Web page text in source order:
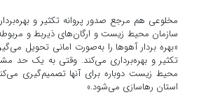
مخلوعی هم مرجع صدور پروانه تکثیر و
سازمان محیط زیست و ارگان‌های ذیربط و
«بهره بردار آهوها را به‌صورت امانی تحویل
تکثیر و بهره‌برداری می‌کند. وقتی به یک حد
محیط زیست دوباره برای آنها تصمیم‌گیری
استان رها‌سازی می‌شود.»